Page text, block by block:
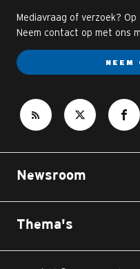
Mediavraag of verzoek?
Neem contact op met ons
NEEM
Newsroom
Thema's